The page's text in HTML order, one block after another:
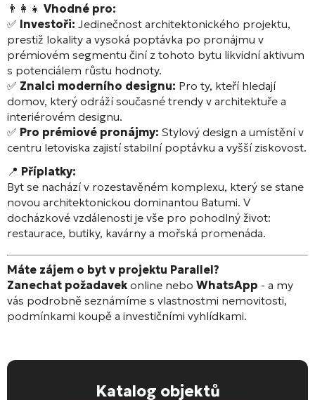
👨‍👩‍👧 Vhodné pro:
✅ Investoři: Jedinečnost architektonického projektu,
prestiž lokality a vysoká poptávka po pronájmu v
prémiovém segmentu činí z tohoto bytu likvidní aktivum
s potenciálem růstu hodnoty.
✅ Znalci moderního designu: Pro ty, kteří hledají
domov, který odráží současné trendy v architektuře a
interiérovém designu.
✅ Pro prémiové pronájmy: Stylový design a umístění v
centru letoviska zajistí stabilní poptávku a vyšší ziskovost.
📍 Příplatky:
Byt se nachází v rozestavěném komplexu, který se stane
novou architektonickou dominantou Batumi. V
docházkové vzdálenosti je vše pro pohodlný život:
restaurace, butiky, kavárny a mořská promenáda.
Máte zájem o byt v projektu Parallel?
Zanechat požadavek online nebo WhatsApp - a my
vás podrobně seznámíme s vlastnostmi nemovitosti,
podmínkami koupě a investičními vyhlídkami.
Katalog objektů